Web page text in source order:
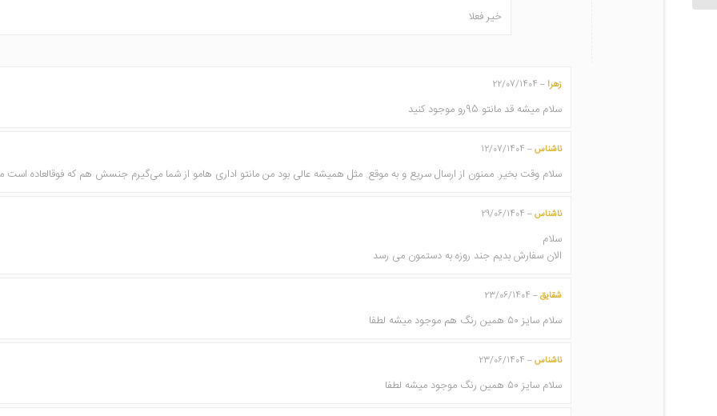
خیر فعلا
زهرا –
22/07/1404
سلام میشه قد مانتو 95رو موجود کنید
ناشناس–
12/07/1404
سلام وقت بخیر. ممنون از ارسال سریع و به موقع. مثل همیشه عالی بود من مانتو اداری هامو از شما می‌گيرم جنسش هم که فوقالعاده است
ناشناس–
29/06/1404
سلام
الان سفارش بدیم جند روزه به دستمون می رسد
شقایق–
23/06/1404
سلام سایز ۵۰ همین رنگ هم موجود میشه لطفا
ناشناس–
23/06/1404
سلام سایز ۵۰ همین رنگ موجود میشه لطفا